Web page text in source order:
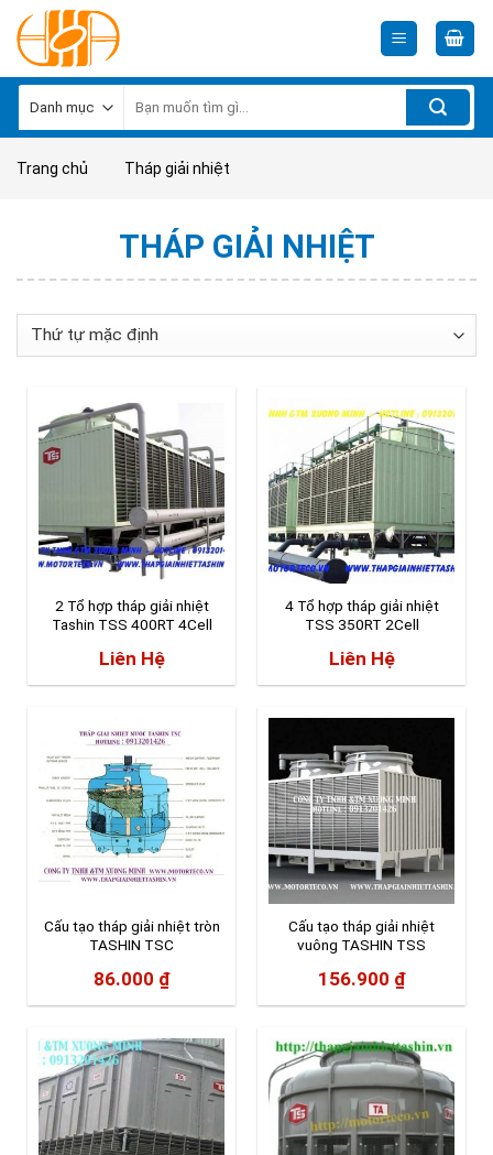
Skip
to
content
kiếm:
Trang chủ Tháp giải nhiệt
THÁP GIẢI NHIỆT
2 Tổ hợp tháp giải nhiệt
Tashin TSS 400RT 4Cell
Liên Hệ
4 Tổ hợp tháp giải nhiệt
TSS 350RT 2Cell
Liên Hệ
Cấu tạo tháp giải nhiệt tròn
TASHIN TSC
86.000 ₫
Cấu tạo tháp giải nhiệt
vuông TASHIN TSS
156.900 ₫